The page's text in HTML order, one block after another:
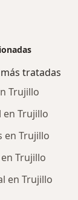
tratadas
Trujillo
Trujillo
en Trujillo
Trujillo
en Trujillo